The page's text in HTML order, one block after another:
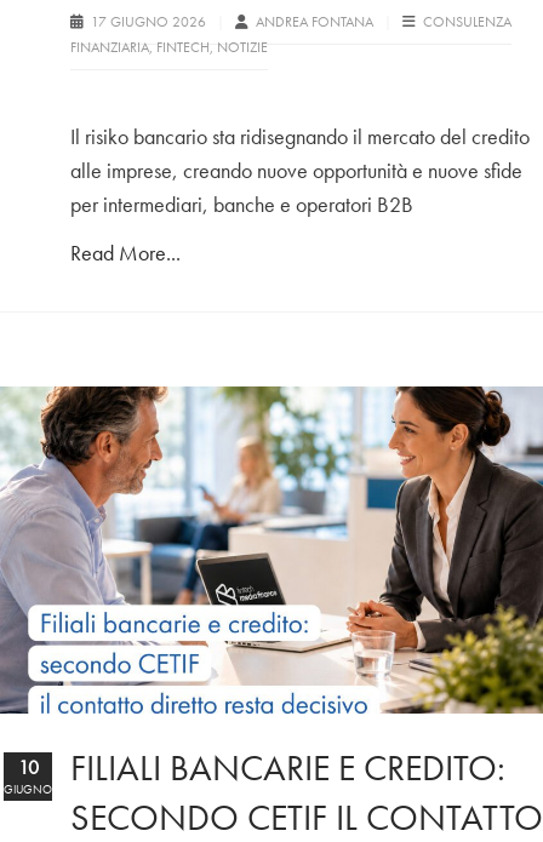
17 GIUGNO 2026 ANDREA FONTANA
CONSULENZA
FINANZIARIA, FINTECH, NOTIZIE
Il risiko bancario sta ridisegnando il mercato del credito
alle imprese, creando nuove opportunità e nuove sfide
per intermediari, banche e operatori B2B
Read More...
FILIALI BANCARIE E CREDITO:
SECONDO CETIF IL CONTATTO
10
GIUGNO